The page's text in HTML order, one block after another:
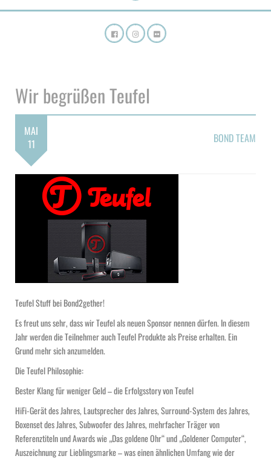
Wir begrüßen Teufel
MAI
11
BOND TEAM
Teufel Stuff bei Bond2gether!
Es freut uns sehr, dass wir Teufel als neuen Sponsor nennen dürfen. In diesem
Jahr werden die Teilnehmer auch Teufel Produkte als Preise erhalten. Ein
Grund mehr sich anzumelden.
Die Teufel Philosophie:
Bester Klang für weniger Geld – die Erfolgsstory von Teufel
HiFi-Gerät des Jahres, Lautsprecher des Jahres, Surround-System des Jahres,
Boxenset des Jahres, Subwoofer des Jahres, mehrfacher Träger von
Referenztiteln und Awards wie „Das goldene Ohr“ und „Goldener Computer“,
Auszeichnung zur Lieblingsmarke – was einen ähnlichen Umfang wie der